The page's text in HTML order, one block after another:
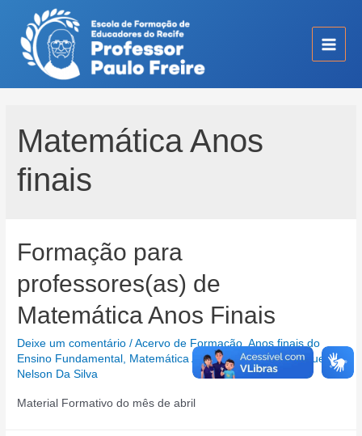
conteúdo
Main
Matemática Anos
finais
Formação para
professores(as) de
Matemática Anos Finais
Deixe um comentário /Acervo de Formação,Anos finais do
Ensino Fundamental , Matemática Anos finais/ PorHenrique
Nelson Da Silva
Material Formativo do mês de abril